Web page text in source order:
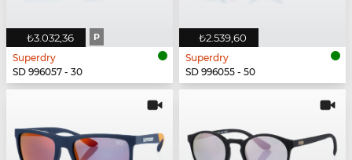
₺3.032,36 P
Superdry
SD 996057 - 30
₺2.539,60
Superdry
SD 996055 - 50